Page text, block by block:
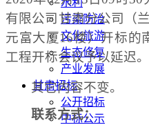
水利
污染防治
文化旅游
生态修复
产业发展
甘肃招标
公开招标
中标公示
有限公司甘肃分公司（
元富大厦16楼）开标的
工程开标会议予以延迟
其它内容不变。
联系方式：